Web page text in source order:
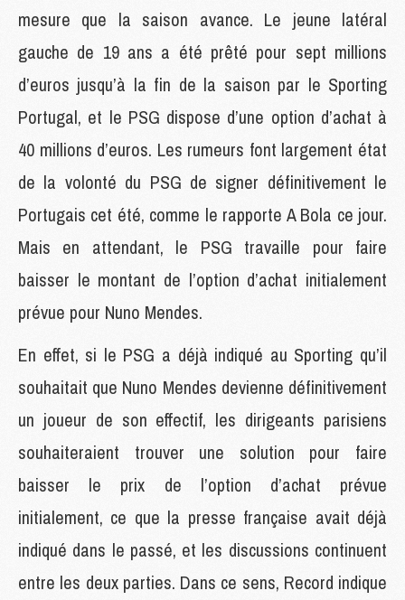
mesure que la saison avance. Le jeune latéral
gauche de 19 ans a été prêté pour sept millions
d’euros jusqu’à la fin de la saison par le Sporting
Portugal, et le PSG dispose d’une option d’achat à
40 millions d’euros. Les rumeurs font largement état
de la volonté du PSG de signer définitivement le
Portugais cet été, comme le rapporte A Bola ce jour.
Mais en attendant, le PSG travaille pour faire
baisser le montant de l’option d’achat initialement
prévue pour Nuno Mendes.
En effet, si le PSG a déjà indiqué au Sporting qu’il
souhaitait que Nuno Mendes devienne définitivement
un joueur de son effectif, les dirigeants parisiens
souhaiteraient trouver une solution pour faire
baisser le prix de l’option d’achat prévue
initialement, ce que la presse française avait déjà
indiqué dans le passé, et les discussions continuent
entre les deux parties. Dans ce sens, Record indique